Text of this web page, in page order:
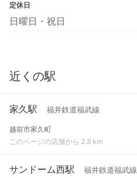
定休日
日曜日・祝日
近くの駅
家久駅 福井鉄道福武線
越前市家久町
このページの店舗から 2.8 km
サンドーム西駅 福井鉄道福武線